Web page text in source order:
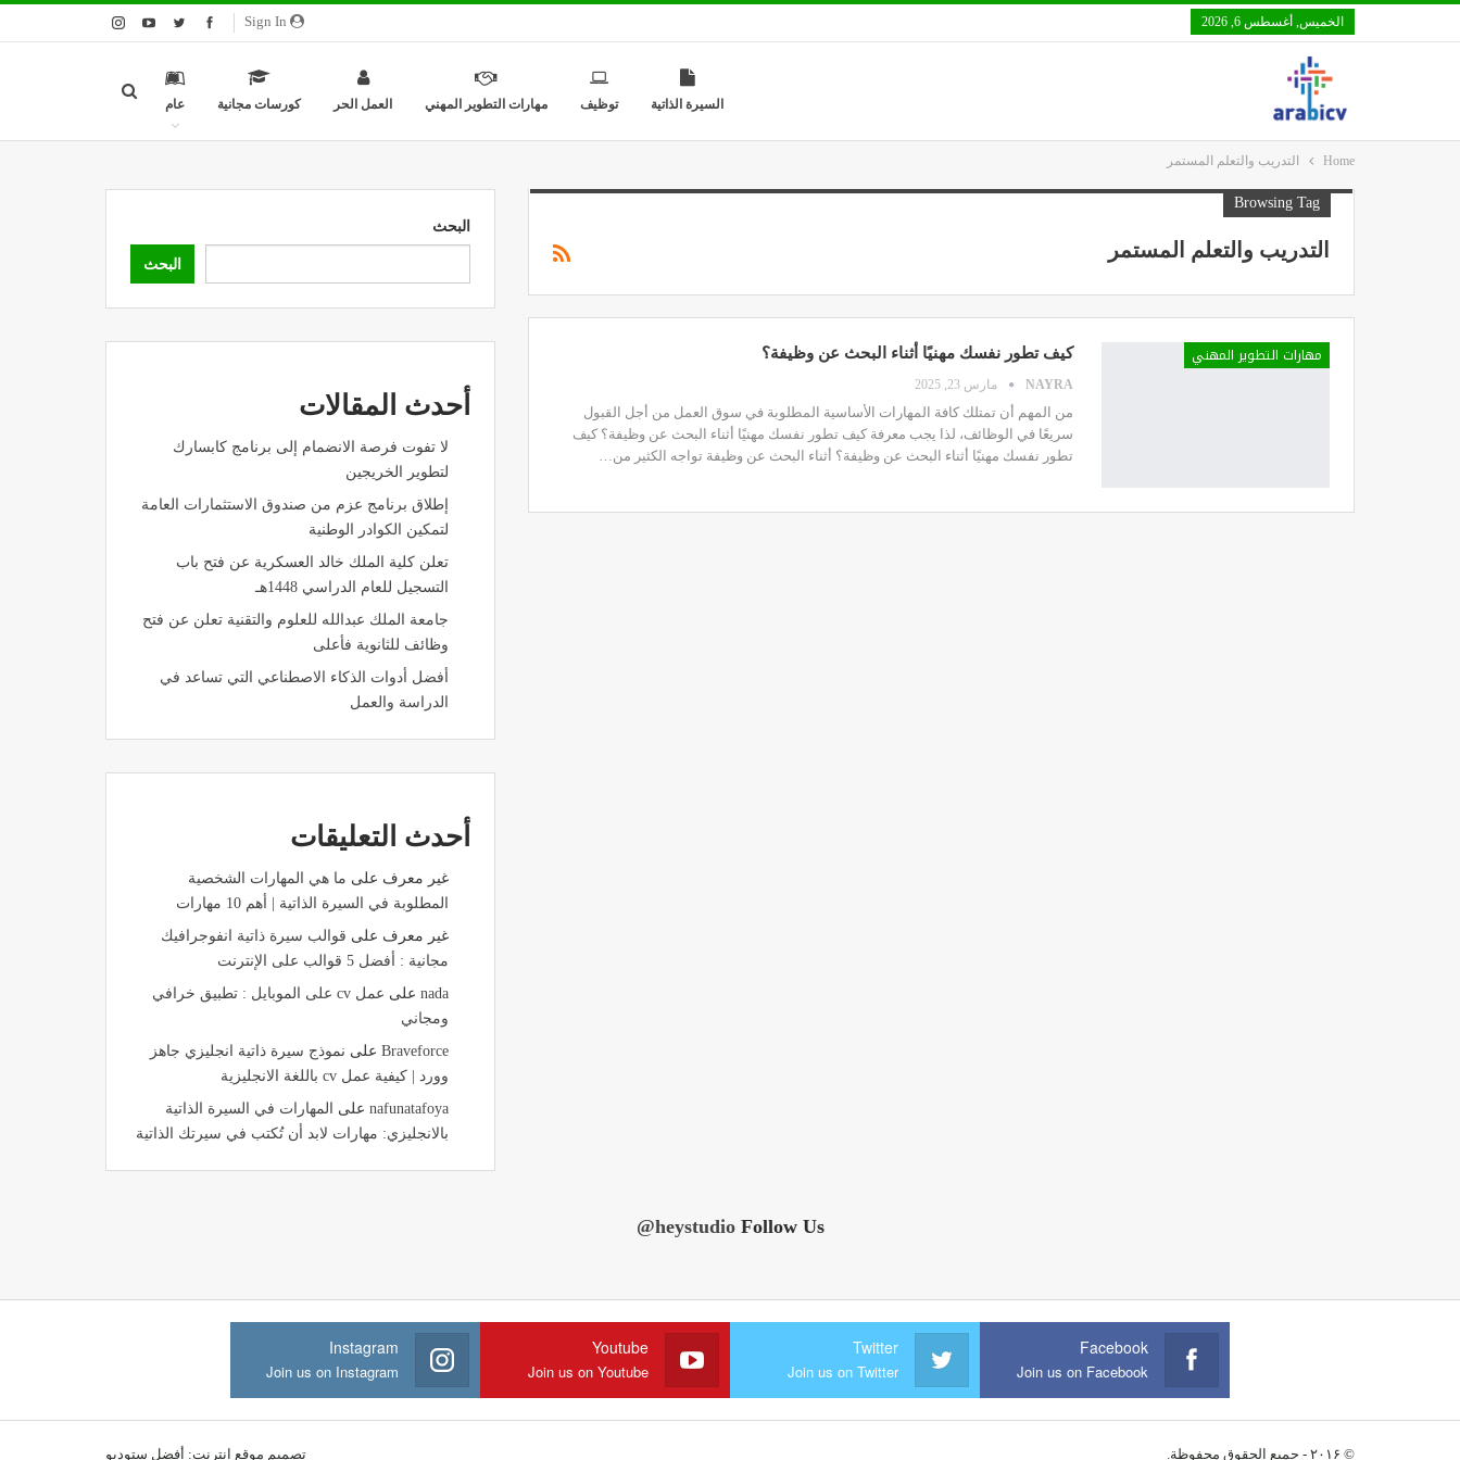
الخميس, أغسطس 6, 2026
السيرة الذاتية توظيف مهارات التطوير المهني العمل الحر كورسات مجانية عام
Home التدريب والتعلم المستمر
Browsing Tag
التدريب والتعلم المستمر
مهارات التطوير المهني كيف تطور نفسك مهنيًا أثناء البحث عن وظيفة؟
NAYRA مارس 23, 2025
من المهم أن تمتلك كافة المهارات الأساسية المطلوبة في سوق العمل من أجل القبول
سريعًا في الوظائف، لذا يجب معرفة كيف تطور نفسك مهنيًا أثناء البحث عن وظيفة؟ كيف
تطور نفسك مهنيًا أثناء البحث عن وظيفة؟ أثناء البحث عن وظيفة تواجه الكثير من…
البحث
البحث
أحدث المقالات
لا تفوت فرصة الانضمام إلى برنامج كابسارك
لتطوير الخريجين
إطلاق برنامج عزم من صندوق الاستثمارات العامة
لتمكين الكوادر الوطنية
تعلن كلية الملك خالد العسكرية عن فتح باب
التسجيل للعام الدراسي 1448هـ
جامعة الملك عبدالله للعلوم والتقنية تعلن عن فتح
وظائف للثانوية فأعلى
أفضل أدوات الذكاء الاصطناعي التي تساعد في
الدراسة والعمل
أحدث التعليقات
غير معرف على ما هي المهارات الشخصية
المطلوبة في السيرة الذاتية | أهم 10 مهارات
غير معرف على قوالب سيرة ذاتية انفوجرافيك
مجانية : أفضل 5 قوالب على الإنترنت
nadaعلى
عمل cv على الموبايل : تطبيق خرافي
ومجاني
Braveforceعلى نموذج سيرة ذاتية انجليزي جاهز
وورد | كيفية عمل cv باللغة الانجليزية
nafunatafoyaعلى
المهارات في السيرة الذاتية
بالانجليزي: مهارات لابد أن تُكتب في سيرتك الذاتية
Follow Us
@heystudio
Facebook
Join us on Facebook
Twitter
Join us on Twitter
Youtube
Join us on Youtube
Instagram
Join us on Instagram
© ۲۰۱۶ - جميع الحقوق محفوظة. تصميم موقع انترنت: أفضل ستوديو